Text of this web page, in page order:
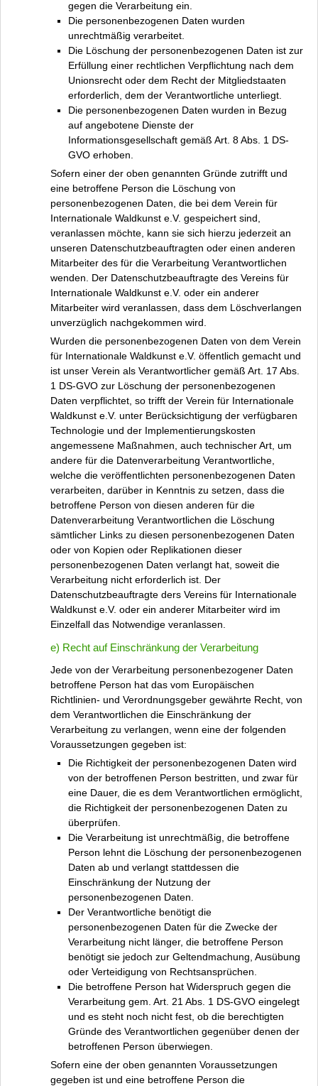
gegen die Verarbeitung ein.
Die personenbezogenen Daten wurden
unrechtmäßig verarbeitet.
Die Löschung der personenbezogenen Daten ist zur
Erfüllung einer rechtlichen Verpflichtung nach dem
Unionsrecht oder dem Recht der Mitgliedstaaten
erforderlich, dem der Verantwortliche unterliegt.
Die personenbezogenen Daten wurden in Bezug
auf angebotene Dienste der
Informationsgesellschaft gemäß Art. 8 Abs. 1 DS-
GVO erhoben.
Sofern einer der oben genannten Gründe zutrifft und
eine betroffene Person die Löschung von
personenbezogenen Daten, die bei dem Verein für
Internationale Waldkunst e.V. gespeichert sind,
veranlassen möchte, kann sie sich hierzu jederzeit an
unseren Datenschutzbeauftragten oder einen anderen
Mitarbeiter des für die Verarbeitung Verantwortlichen
wenden. Der Datenschutzbeauftragte des Vereins für
Internationale Waldkunst e.V. oder ein anderer
Mitarbeiter wird veranlassen, dass dem Löschverlangen
unverzüglich nachgekommen wird.
Wurden die personenbezogenen Daten von dem Verein
für Internationale Waldkunst e.V. öffentlich gemacht und
ist unser Verein als Verantwortlicher gemäß Art. 17 Abs.
1 DS-GVO zur Löschung der personenbezogenen
Daten verpflichtet, so trifft der Verein für Internationale
Waldkunst e.V. unter Berücksichtigung der verfügbaren
Technologie und der Implementierungskosten
angemessene Maßnahmen, auch technischer Art, um
andere für die Datenverarbeitung Verantwortliche,
welche die veröffentlichten personenbezogenen Daten
verarbeiten, darüber in Kenntnis zu setzen, dass die
betroffene Person von diesen anderen für die
Datenverarbeitung Verantwortlichen die Löschung
sämtlicher Links zu diesen personenbezogenen Daten
oder von Kopien oder Replikationen dieser
personenbezogenen Daten verlangt hat, soweit die
Verarbeitung nicht erforderlich ist. Der
Datenschutzbeauftragte ders Vereins für Internationale
Waldkunst e.V. oder ein anderer Mitarbeiter wird im
Einzelfall das Notwendige veranlassen.
e) Recht auf Einschränkung der Verarbeitung
Jede von der Verarbeitung personenbezogener Daten
betroffene Person hat das vom Europäischen
Richtlinien- und Verordnungsgeber gewährte Recht, von
dem Verantwortlichen die Einschränkung der
Verarbeitung zu verlangen, wenn eine der folgenden
Voraussetzungen gegeben ist:
Die Richtigkeit der personenbezogenen Daten wird
von der betroffenen Person bestritten, und zwar für
eine Dauer, die es dem Verantwortlichen ermöglicht,
die Richtigkeit der personenbezogenen Daten zu
überprüfen.
Die Verarbeitung ist unrechtmäßig, die betroffene
Person lehnt die Löschung der personenbezogenen
Daten ab und verlangt stattdessen die
Einschränkung der Nutzung der
personenbezogenen Daten.
Der Verantwortliche benötigt die
personenbezogenen Daten für die Zwecke der
Verarbeitung nicht länger, die betroffene Person
benötigt sie jedoch zur Geltendmachung, Ausübung
oder Verteidigung von Rechtsansprüchen.
Die betroffene Person hat Widerspruch gegen die
Verarbeitung gem. Art. 21 Abs. 1 DS-GVO eingelegt
und es steht noch nicht fest, ob die berechtigten
Gründe des Verantwortlichen gegenüber denen der
betroffenen Person überwiegen.
Sofern eine der oben genannten Voraussetzungen
gegeben ist und eine betroffene Person die